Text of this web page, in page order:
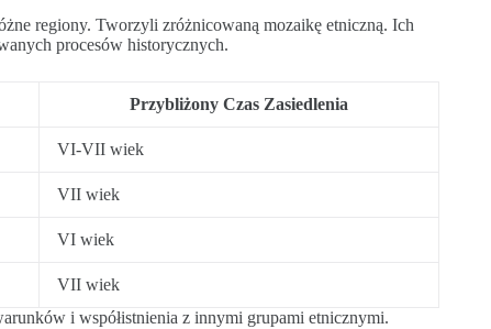
regiony. Tworzyli zróżnicowaną mozaikę etniczną. Ich
procesów historycznych.
Przybliżony Czas Zasiedlenia
VI-VII wiek
VII wiek
VI wiek
VII wiek
i współistnienia z innymi grupami etnicznymi.